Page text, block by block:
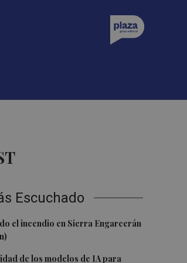
Escuchado
el incendio en Sierra Engarcerán
de los modelos de IA para